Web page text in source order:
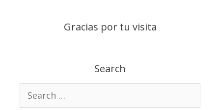
Gracias por tu visita
Search
Search
for: